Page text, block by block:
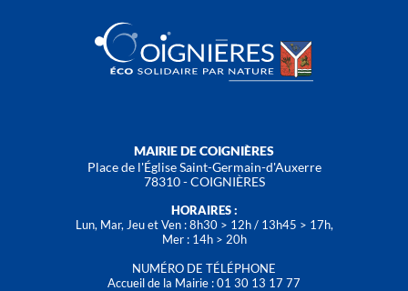
MAIRIE DE COIGNIÈRES
Place de l'Église Saint-Germain-d'Auxerre
78310 - COIGNIÈRES
HORAIRES :
Lun, Mar, Jeu et Ven : 8h30 > 12h / 13h45 > 17h,
Mer : 14h > 20h
NUMÉRO DE TÉLÉPHONE
Accueil de la Mairie : 01 30 13 17 77